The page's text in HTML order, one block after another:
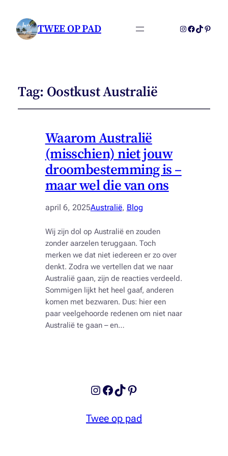
TWEE OP PAD Instagram
Facebook
TikTok
Tag: Oostkust Australië
Waarom Australië
(misschien) niet jouw
droombestemming is –
maar wel die van ons
april 6, 2025Australië, Blog
Wij zijn dol op Australië en zouden
zonder aarzelen teruggaan. Toch
merken we dat niet iedereen er zo over
denkt. Zodra we vertellen dat we naar
Australië gaan, zijn de reacties verdeeld.
Sommigen lijkt het heel gaaf, anderen
komen met bezwaren. Dus: hier een
paar veelgehoorde redenen om niet naar
Australië te gaan – en…
Instagram
Facebook
TikTokPinterest
Twee op pad